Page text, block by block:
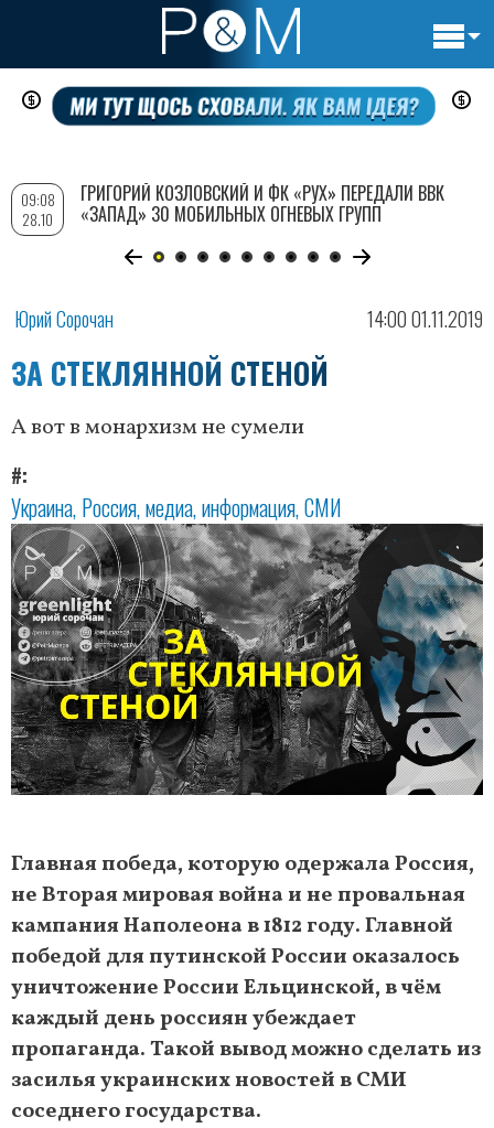
Перейти
содержанию
Юрий Сорочан 14:00 01.11.2019
ЗА СТЕКЛЯННОЙ СТЕНОЙ
А вот в монархизм не сумели
#
Украина Россия медиа информация СМИ
Главная победа, которую одержала Россия,
не Вторая мировая война и не провальная
кампания Наполеона в 1812 году. Главной
победой для путинской России оказалось
уничтожение России Ельцинской, в чём
каждый день россиян убеждает
пропаганда. Такой вывод можно сделать из
засилья украинских новостей в СМИ
соседнего государства.
09:08
28.10
ГРИГОРИЙ КОЗЛОВСКИЙ И ФК «РУХ» ПЕРЕДАЛИ ВВК
«ЗАПАД» 30 МОБИЛЬНЫХ ОГНЕВЫХ ГРУПП